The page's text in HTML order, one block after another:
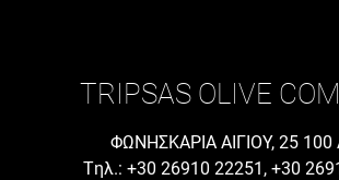
TRIPSAS OLIVE
ΦΩΝΗΣΚΑΡΙΑ ΑΙΓΙΟΥ, 25 100
Tηλ.: +30 26910 22251, +30